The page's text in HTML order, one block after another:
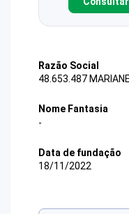
Razão Social
48.653.487
Nome Fantasia
-
Data de fundação
18/11/2022